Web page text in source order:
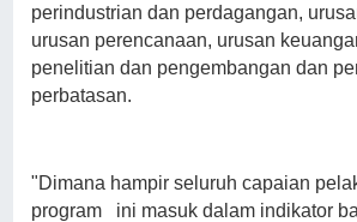
perindustrian dan perdagangan,
urusan perencanaan, urusan
penelitian dan pengembangan dan
perbatasan.
"Dimana hampir seluruh capaian
program ini masuk dalam indikator